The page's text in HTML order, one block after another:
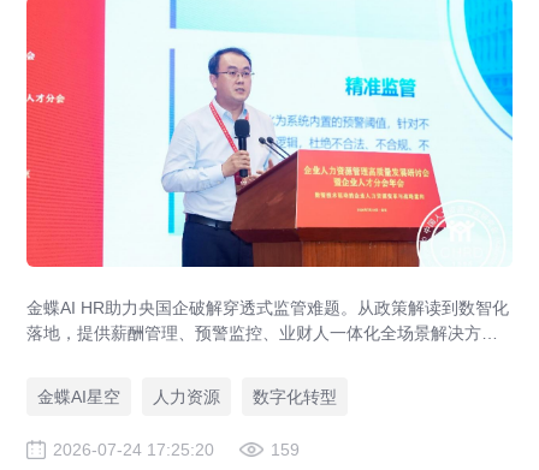
金蝶AI HR助力央国企破解穿透式监管难题。从政策解读到数智化
落地，提供薪酬管理、预警监控、业财人一体化全场景解决方
金蝶AI星空
人力资源 数字化转型
2026-07-24 17:25:20 159